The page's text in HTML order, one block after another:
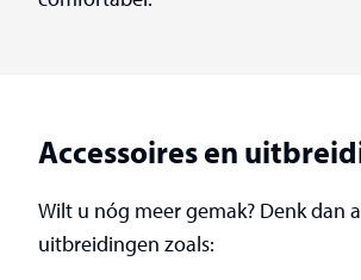
Accessoires en
Wilt u nóg meer gemak? Denk dan
uitbreidingen zoals: